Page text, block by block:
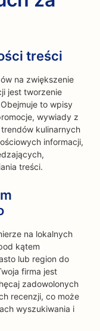
treści
na zwiększenie
jest tworzenie
to wpisy
wywiady z
kulinarnych
informacji,
treści.
na lokalnych
kątem
lub region do
firma jest
zadowolonych
recenzji, co może
wyszukiwania i